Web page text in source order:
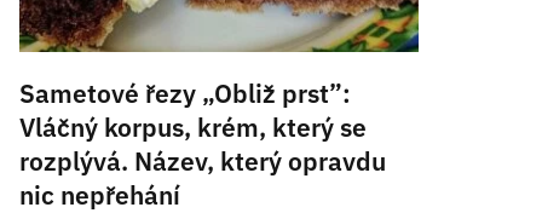
Sametové řezy „Obliž prst”:
Vláčný korpus, krém, který se
rozplývá. Název, který opravdu
nic nepřehání